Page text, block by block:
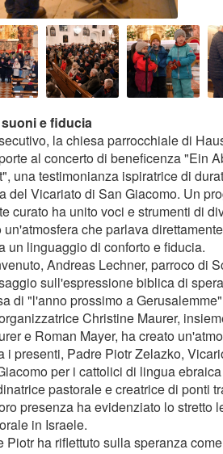
e fiducia
la chiesa parrocchiale di
al concerto di beneficenza "Ein
una testimonianza ispiratrice di
del Vicariato di San Giacomo. Un
curato ha unito voci e strumenti di
che parlava
un linguaggio di conforto e fiducia.
Andreas Lechner, parroco di
sull'espressione biblica di
di "l'anno prossimo a
Christine Maurer,
e Roman Mayer, ha creato
i presenti, Padre Piotr Zelazko,
per i cattolici di lingua
pastorale e creatrice di ponti
presenza ha evidenziato lo stretto
in Israele.
Piotr ha riflettuto sulla speranza